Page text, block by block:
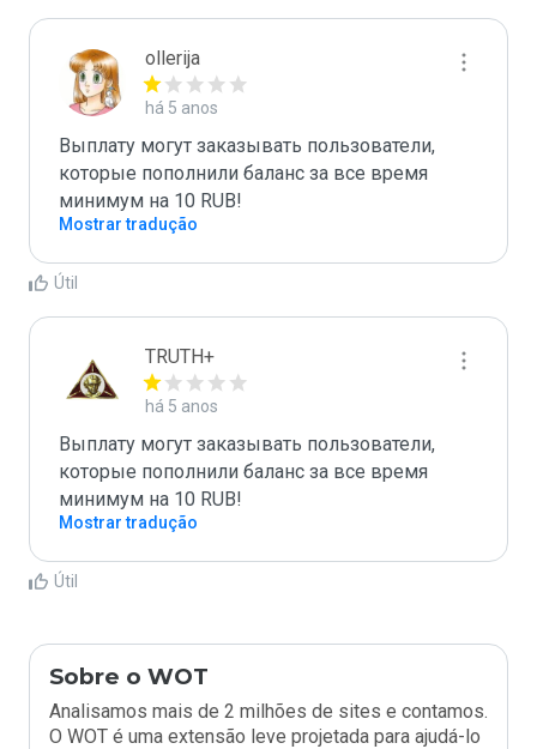
ollerija
há 5 anos
Выплату могут заказывать пользователи,
которые пополнили баланс за все время
минимум на 10 RUB!
Mostrar tradução
Útil
TRUTH+
há 5 anos
Выплату могут заказывать пользователи,
которые пополнили баланс за все время
минимум на 10 RUB!
Mostrar tradução
Útil
Sobre o WOT
Analisamos mais de 2 milhões de sites e contamos.
O WOT é uma extensão leve projetada para ajudá-lo